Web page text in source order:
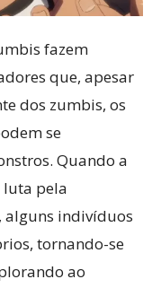
fazem
que, apesar
dos zumbis, os
se
Quando a
luta pela
alguns indivíduos
tornando-se
ao